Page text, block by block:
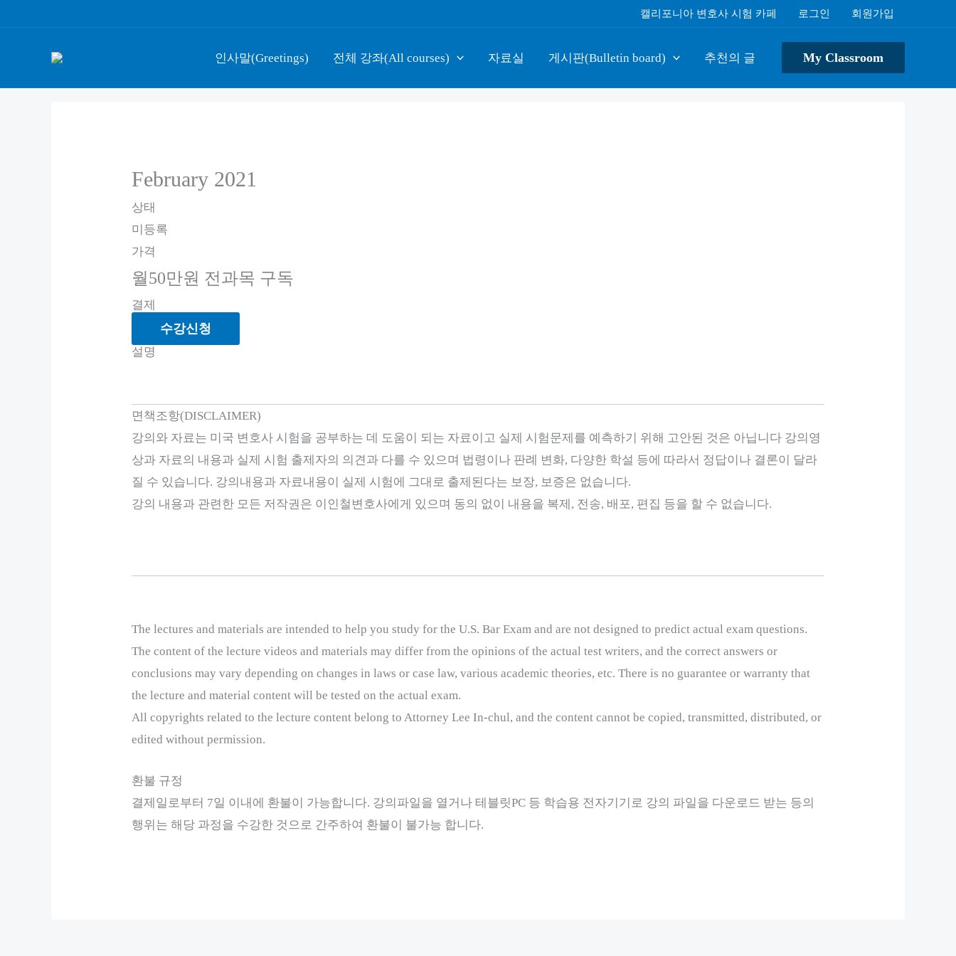
캘리포니아 변호사 시험 카페 로그인 회원가입
인사말(Greetings) 전체 강좌(All courses) 자료실 게시판(Bulletin board) 추천의 글 My Classroom
February 2021
상태
미등록
가격
월50만원 전과목 구독
결제
수강신청
설명
면책조항(DISCLAIMER)
강의와 자료는 미국 변호사 시험을 공부하는 데 도움이 되는 자료이고 실제 시험문제를 예측하기 위해 고안된 것은 아닙니다 강의영
상과 자료의 내용과 실제 시험 출제자의 의견과 다를 수 있으며 법령이나 판례 변화, 다양한 학설 등에 따라서 정답이나 결론이 달라
질 수 있습니다. 강의내용과 자료내용이 실제 시험에 그대로 출제된다는 보장, 보증은 없습니다.
강의 내용과 관련한 모든 저작권은 이인철변호사에게 있으며 동의 없이 내용을 복제, 전송, 배포, 편집 등을 할 수 없습니다.
The lectures and materials are intended to help you study for the U.S. Bar Exam and are not designed to predict actual exam questions.
The content of the lecture videos and materials may differ from the opinions of the actual test writers, and the correct answers or
conclusions may vary depending on changes in laws or case law, various academic theories, etc. There is no guarantee or warranty that
the lecture and material content will be tested on the actual exam.
All copyrights related to the lecture content belong to Attorney Lee In-chul, and the content cannot be copied, transmitted, distributed, or
edited without permission.
환불 규정
결제일로부터 7일 이내에 환불이 가능합니다. 강의파일을 열거나 테블릿PC 등 학습용 전자기기로 강의 파일을 다운로드 받는 등의
행위는 해당 과정을 수강한 것으로 간주하여 환불이 불가능 합니다.